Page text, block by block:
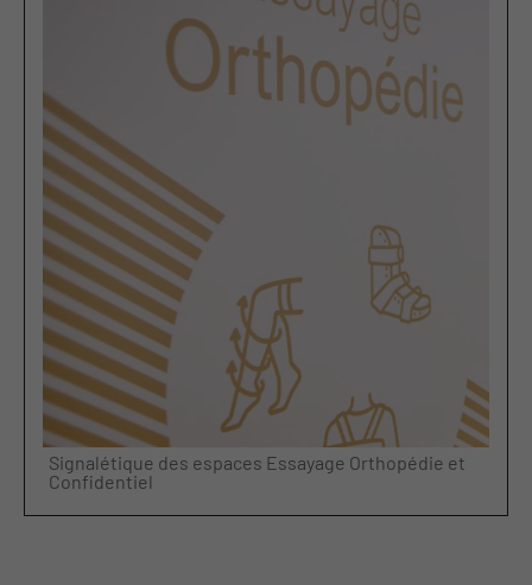
Signalétique des espaces Essayage Orthopédie et
Confidentiel